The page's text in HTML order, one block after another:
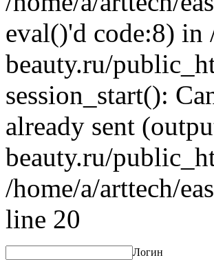
eval()'d code:8) in
beauty.ru/
session_start():
already sent
beauty.ru/
/home/a/arttech/
line 20
Логин